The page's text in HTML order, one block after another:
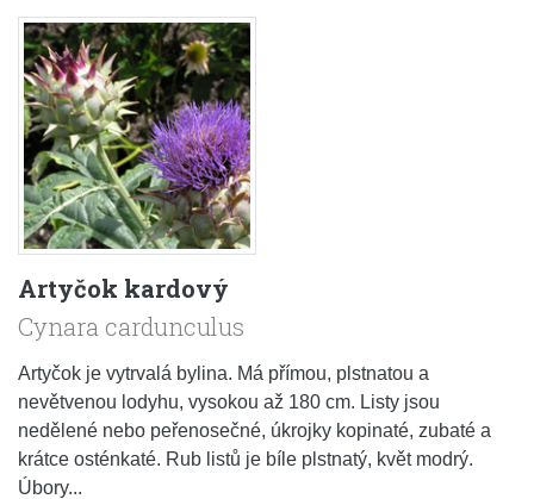
Artyčok kardový
Cynara cardunculus
Artyčok je vytrvalá bylina. Má přímou, plstnatou a
nevětvenou lodyhu, vysokou až 180 cm. Listy jsou
nedělené nebo peřenosečné, úkrojky kopinaté, zubaté a
krátce osténkaté. Rub listů je bíle plstnatý, květ modrý.
Úbory...